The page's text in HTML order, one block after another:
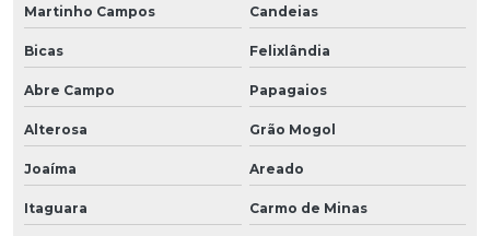
Martinho Campos Candeias
Bicas Felixlândia
Abre Campo Papagaios
Alterosa Grão Mogol
Joaíma Areado
Itaguara Carmo de Minas